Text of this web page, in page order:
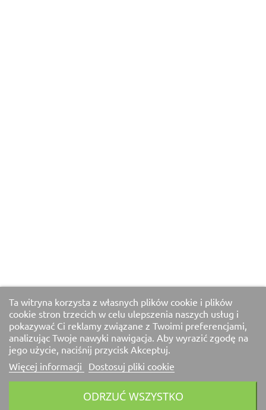
Ta witryna korzysta z własnych plików cookie i plików
cookie stron trzecich w celu ulepszenia naszych usług i
pokazywać Ci reklamy związane z Twoimi preferencjami,
analizując Twoje nawyki nawigacja. Aby wyrazić zgodę na
jego użycie, naciśnij przycisk Akceptuj.
Więcej informacji
Dostosuj pliki cookie
ODRZUĆ WSZYSTKO